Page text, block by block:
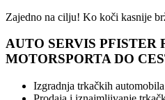
Zajedno na cilju! Ko koči kasnije
AUTO SERVIS PFISTER
MOTORSPORTA DO
Izgradnja trkačkih automobila